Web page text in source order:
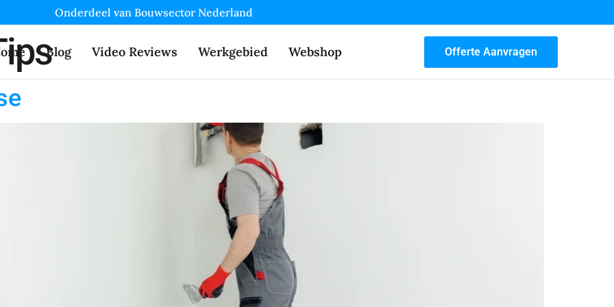
Onderdeel van Bouwsector Nederland
Blog Video Reviews Werkgebied Webshop Offerte Aanvragen